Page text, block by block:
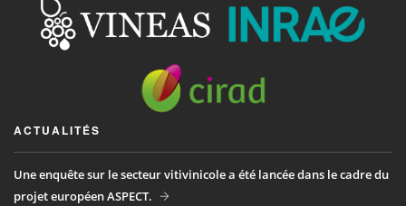
ACTUALITÉS
Une enquête sur le secteur vitivinicole a été lancée dans le cadre du
projet européen ASPECT.